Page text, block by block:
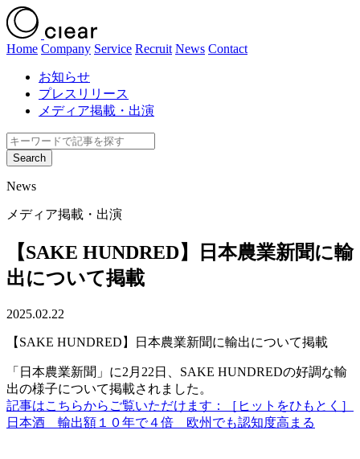
Home Company Service Recruit News Contact
お知らせ
プレスリリース
メディア掲載・出演
News
メディア掲載・出演
【SAKE HUNDRED】日本農業新聞に輸
出について掲載
2025.02.22
【SAKE HUNDRED】日本農業新聞に輸出について掲載
「日本農業新聞」に2月22日、SAKE HUNDREDの好調な輸
出の様子について掲載されました。
記事はこちらからご覧いただけます：［ヒットをひもとく］
日本酒 輸出額１０年で４倍 欧州でも認知度高まる